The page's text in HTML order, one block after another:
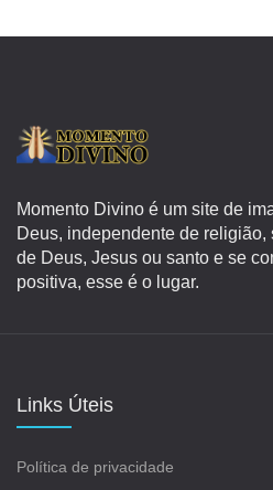
Momento Divino é um site de
Deus, independente de religião,
de Deus, Jesus ou santo e se
positiva, esse é o lugar.
Links Úteis
Política de privacidade